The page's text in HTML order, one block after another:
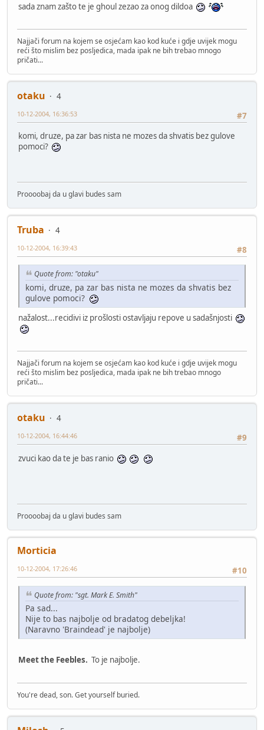
sada znam zašto te je ghoul zezao za onog dildoa
Najjači forum na kojem se osjećam kao kod kuće i gdje uvijek mogu
reći što mislim bez posljedica, mada ipak ne bih trebao mnogo
pričati...
otaku
4
#7
10-12-2004, 16:36:53
komi, druze, pa zar bas nista ne mozes da shvatis bez gulove
pomoci?
Proooobaj da u glavi budes sam
Truba
4
#8
10-12-2004, 16:39:43
Quote from: "otaku"
komi, druze, pa zar bas nista ne mozes da shvatis bez
gulove pomoci?
nažalost...recidivi iz prošlosti ostavljaju repove u sadašnjosti
Najjači forum na kojem se osjećam kao kod kuće i gdje uvijek mogu
reći što mislim bez posljedica, mada ipak ne bih trebao mnogo
pričati...
otaku
4
#9
10-12-2004, 16:44:46
zvuci kao da te je bas ranio
Proooobaj da u glavi budes sam
Morticia
#10
10-12-2004, 17:26:46
Quote from: "sgt. Mark E. Smith"
Pa sad...
Nije to bas najbolje od bradatog debeljka!
(Naravno 'Braindead' je najbolje)
Meet the Feebles. To je najbolje.
You're dead, son. Get yourself buried.